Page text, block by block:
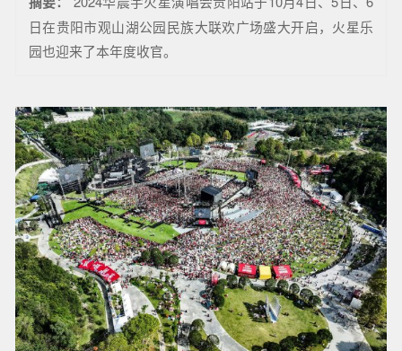
日在贵阳市观山湖公园民族大联欢广场盛大开启，火星乐
园也迎来了本年度收官。